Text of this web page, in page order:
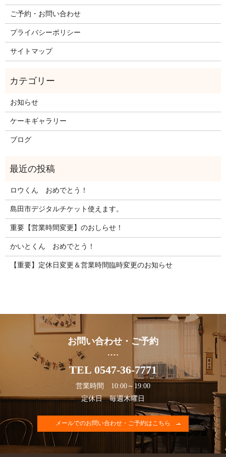
ご予約・お問い合わせ
プライバシーポリシー
サイトマップ
お知らせ
ケーキギャラリー
ブログ
ロウくん おめでとう！
島田市デジタルチケット使えます。
重要【営業時間変更】のおしらせ！
かいとくん おめでとう！
【重要】定休日変更＆営業時間臨時変更のお知らせ
お問い合わせ・ご予約
TEL 0547-36-7771
営業時間 10:00～19:00
定休日 毎週木曜日
メールでのお問い合わせ・ご予約はこちら